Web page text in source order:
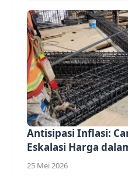
Antisipasi Inflasi:
Eskalasi Harga
25 Mei 2026